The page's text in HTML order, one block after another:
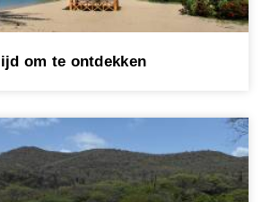
om te ontdekken